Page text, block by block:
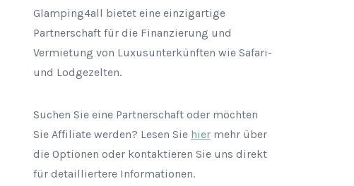
Glamping4all bietet eine einzigartige
Partnerschaft für die Finanzierung und
Vermietung von Luxusunterkünften wie Safari-
und Lodgezelten.
Suchen Sie eine Partnerschaft oder möchten
Sie Affiliate werden? Lesen Sie hier mehr über
die Optionen oder kontaktieren Sie uns direkt
für detailliertere Informationen.